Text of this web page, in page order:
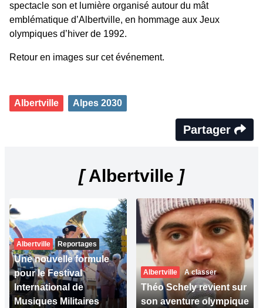
spectacle son et lumière organisé autour du mât
emblématique d’Albertville, en hommage aux Jeux
olympiques d’hiver de 1992.
Retour en images sur cet événement.
Albertville Alpes 2030
Partager
[Albertville ]
Albertville Reportages
Une nouvelle formule
pour le Festival
International de
Musiques Militaires
Albertville A classer
Théo Schely revient sur
son aventure olympique